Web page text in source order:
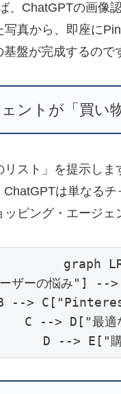
、ChatGPTの画像
真から、即座に
盤が完成するので
ントが「買い
スト」を提示し
は単なる
ピング・エージェ
graph
ザーの悩み"] --
-->
C --> D["最適
D --> E["購